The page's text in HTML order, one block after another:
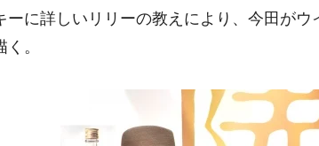
ーに詳しいリリーの教えにより、今田が
く。